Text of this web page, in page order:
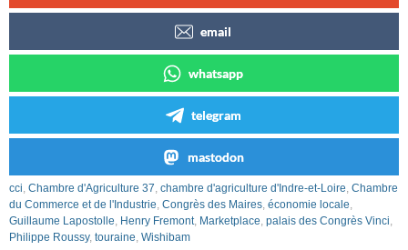
email
whatsapp
telegram
mastodon
cci, Chambre d'Agriculture 37, chambre d'agriculture d'Indre-et-Loire, Chambre
du Commerce et de l'Industrie, Congrès des Maires, économie locale,
Guillaume Lapostolle, Henry Fremont, Marketplace, palais des Congrès Vinci,
Philippe Roussy, touraine, Wishibam